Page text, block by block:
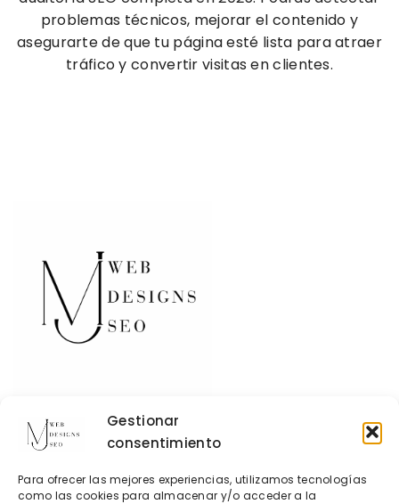
Gestionar
consentimiento
Para ofrecer las mejores experiencias, utilizamos tecnologías
como las cookies para almacenar y/o acceder a la
problemas técnicos, mejorar el contenido y
asegurarte de que tu página esté lista para atraer
tráfico y convertir visitas en clientes.
Política de Cookies